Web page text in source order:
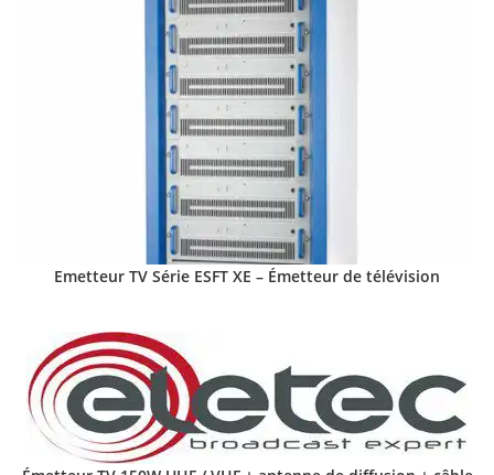
Emetteur TV Série ESFT XE – Émetteur de télévision